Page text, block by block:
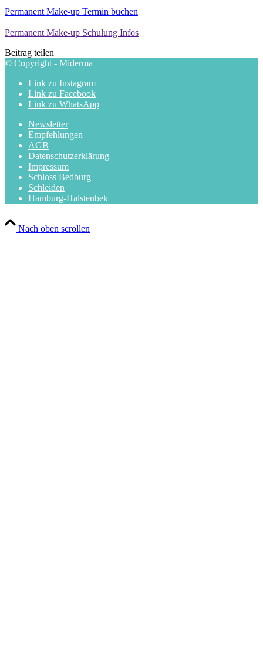
Permanent Make-up Termin buchen
Permanent Make-up Schulung Infos
Beitrag teilen
© Copyright - Miderma
Link zu Instagram
Link zu Facebook
Link zu WhatsApp
Newsletter
Empfehlungen
AGB
Datenschutzerklärung
Impressum
Schloss Bedburg
Schleiden
Hamburg-Halstenbek
Nach oben scrollen